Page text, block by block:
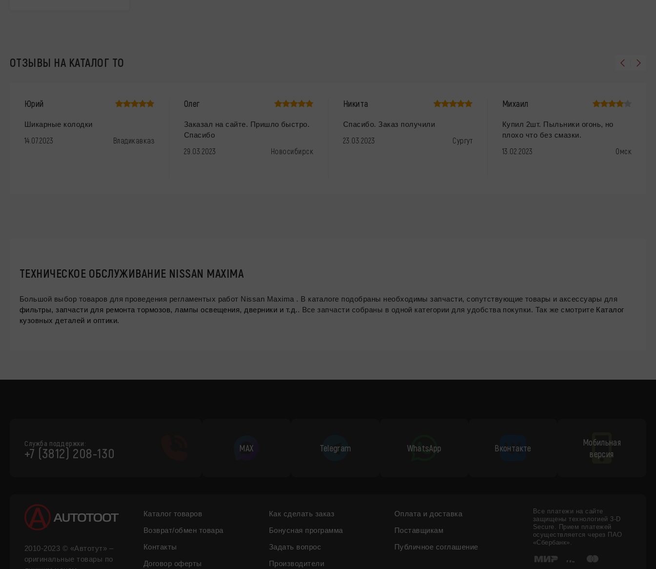
ОТЗЫВЫ НА КАТАЛОГ ТО
Юрий
Шикарные колодки
14.07.2023 Владикавказ
Олег
Заказал на сайте. Пришло быстро.
Спасибо
29.03.2023 Новосибирск
Никита
Спасибо. Заказ получили
23.03.2023 Сургут
Михаил
Купил 2шт. Пыльники огонь, но
плохо что без смазки.
13.02.2023 Омск
ТЕХНИЧЕСКОЕ ОБСЛУЖИВАНИЕ NISSAN MAXIMA
Большой выбор товаров для проведения регламентых работ Nissan Maxima . В каталоге подобраны необходимы запчасти, сопутствующие товары и аксессуары для
фильтры, запчасти для ремонта тормозов, лампы освещения, дверники и т.д.. Все запчасти собраны в одной категории для удобства покупки. Так же смотрите Каталог
кузовных деталей и оптики.
Служба поддержки:
+7 (3812) 208-130 MAX Telegram WhatsApp Вконтакте
Мобильная
версия
2010-2023 © «Автотут» –
оригинальные товары по
Каталог товаров Как сделать заказ
Оплата и доставка
Возврат/обмен товара
Бонусная программа
Поставщикам
Контакты
Задать вопрос
Публичное соглашение
Договор оферты
Производители
Все платежи на сайте
защищены технологией 3-D
Secure. Прием платежей
осуществляется через ПАО
«Сбербанк».